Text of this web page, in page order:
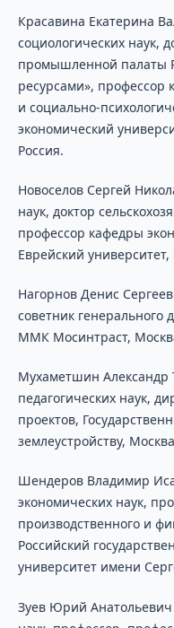
Красавина Екатерина
социологических наук,
промышленной палаты
ресурсами», профессор
и социально-
экономический
Россия.
Новоселов Сергей
наук, доктор
профессор кафедры
Еврейский
Нагорнов Денис
советник генерального
ММК Мосинтраст,
Мухаметшин Александр
педагогических наук,
проектов,
землеустройству,
Шендеров Владимир
экономических наук,
производственного и
Российский
университет имени
Зуев Юрий Анатольевич